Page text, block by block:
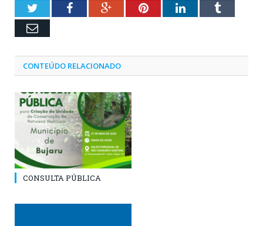
TwitterFacebookGoogle+PinterestLinkedInTumblr
Email
CONTEÚDO RELACIONADO
CONSULTA PÚBLICA